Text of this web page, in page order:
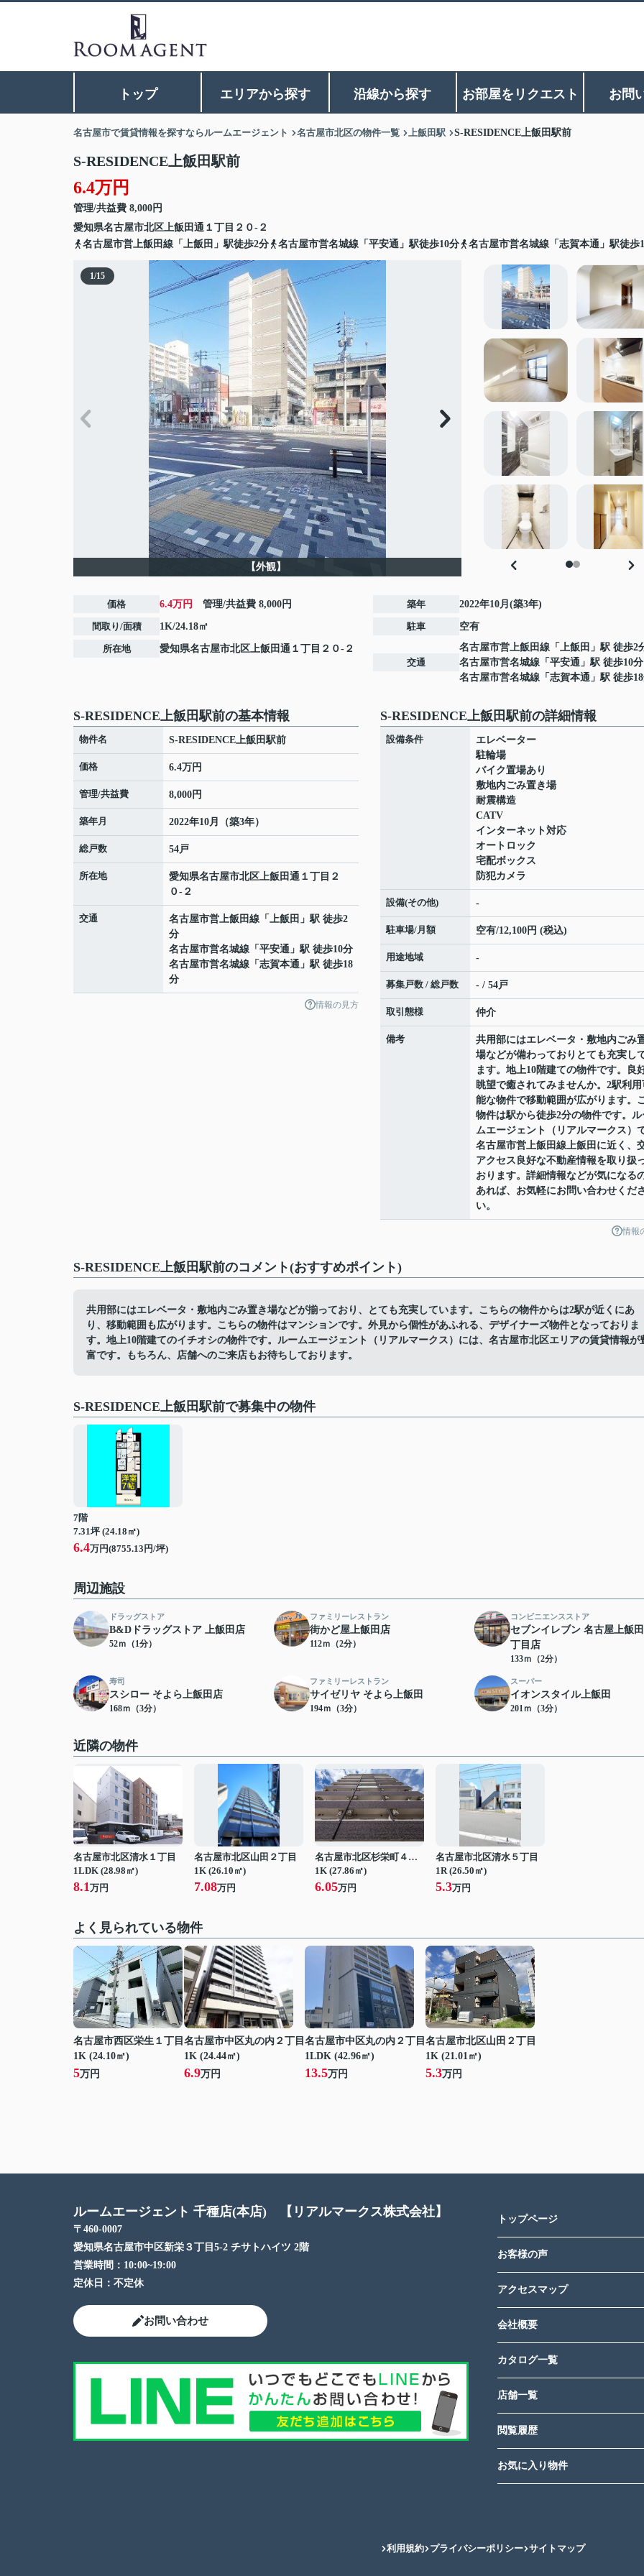
トップ エリアから探す 沿線から探す お部屋をリクエスト お問
名古屋市で賃貸情報を探すならルームエージェント 名古屋市北区の物件一覧 上飯田駅 S-RESIDENCE上飯田駅前
S-RESIDENCE上飯田駅前
6.4万円
管理/共益費 8,000円
愛知県名古屋市北区上飯田通 １丁目２０-２
名古屋市営上飯田線「上飯田」駅徒歩2分
名古屋市営名城線「平安通」駅徒歩10分 名古屋市営名城線「志賀本通」駅徒歩
1/15
【外観】
価格 6.4万円 管理/共益費 8,000円
間取り/面積 1K/24.18㎡
所在地 愛知県名古屋市北区上飯田通 １丁目２０-２
築年 2022年10月(築3年)
駐車 空有
交通
名古屋市営上飯田線 「 上飯田 」駅 徒歩2
名古屋市営名城線 「 平安通 」駅 徒歩10分
名古屋市営名城線 「 志賀本通 」駅 徒歩
S-RESIDENCE上飯田駅前の基本情報
物件名 S-RESIDENCE上飯田駅前
価格 6.4万円
管理/共益費 8,000円
築年月 2022年10月（築3年）
総戸数 54戸
所在地 愛知県名古屋市北区上飯田通 １丁目２
０-２
交通 名古屋市営上飯田線 「 上飯田 」駅 徒歩2
分
名古屋市営名城線 「 平安通 」駅 徒歩10分
名古屋市営名城線 「 志賀本通 」駅 徒歩18
分
情報の見方
S-RESIDENCE上飯田駅前の詳細情報
設備条件
エレベーター
駐輪場
バイク置場あり
敷地内ごみ置き場
耐震構造
CATV
インターネット対応
オートロック
宅配ボックス
防犯カメラ
設備(その他) -
駐車場/月額 空有/12,100円 (税込)
用途地域 -
募集戸数 / 総戸数 - / 54戸
取引態様 仲介
備考
共用部にはエレベータ・敷地内ごみ
場などが備わっておりとても充実し
ます。地上10階建ての物件です。良
眺望で癒されてみませんか。2駅利用
能な物件で移動範囲が広がります。
物件は駅から徒歩2分の物件です。ル
ムエージェント（リアルマークス）
名古屋市営上飯田線上飯田に近く、
アクセス良好な不動産情報を取り扱
おります。詳細情報などが気になる
あれば、お気軽にお問い合わせくだ
い。
情報
S-RESIDENCE上飯田駅前のコメント(おすすめポイント)
共用部にはエレベータ・敷地内ごみ置き場などが揃っており、とても充実しています。こちらの物件からは2駅が近くにあ
り、移動範囲も広がります。こちらの物件はマンションです。外見から個性があふれる、デザイナーズ物件となっておりま
す。地上10階建てのイチオシの物件です。ルームエージェント（リアルマークス）には、名古屋市北区エリアの賃貸情報が
富です。もちろん、店舗へのご来店もお待ちしております。
S-RESIDENCE上飯田駅前で募集中の物件
7階
7.31坪 (24.18㎡)
6.4万円(8755.13円/坪)
周辺施設
ドラッグストア
B&Dドラッグストア 上飯田店
52ｍ（1分）
ファミリーレストラン
街かど屋上飯田店
112ｍ（2分）
コンビニエンスストア
セブンイレブン 名古屋上飯
丁目店
133ｍ（2分）
寿司
スシロー そよら上飯田店
168ｍ（3分）
ファミリーレストラン
サイゼリヤ そよら上飯田
194ｍ（3分）
スーパー
イオンスタイル上飯田
201ｍ（3分）
近隣の物件
名古屋市北区清水１丁目
1LDK (28.98㎡)
8.1万円
名古屋市北区山田２丁目
1K (26.10㎡)
7.08万円
名古屋市北区杉栄町４丁目
1K (27.86㎡)
6.05万円
名古屋市北区清水５丁目
1R (26.50㎡)
5.3万円
よく見られている物件
名古屋市西区栄生１丁目
1K (24.10㎡)
5万円
名古屋市中区丸の内２丁目
1K (24.44㎡)
6.9万円
名古屋市中区丸の内２丁目
1LDK (42.96㎡)
13.5万円
名古屋市北区山田２丁目
1K (21.01㎡)
5.3万円
ルームエージェント 千種店(本店) 【リアルマークス株式会社】
〒460-0007
愛知県名古屋市中区新栄３丁目5-2 チサトハイツ 2階
営業時間： 10:00~19:00
定休日： 不定休
お問い合わせ
トップページ
お客様の声
アクセスマップ
会社概要
カタログ一覧
店舗一覧
閲覧履歴
お気に入り物件
利用規約 プライバシーポリシー サイトマップ